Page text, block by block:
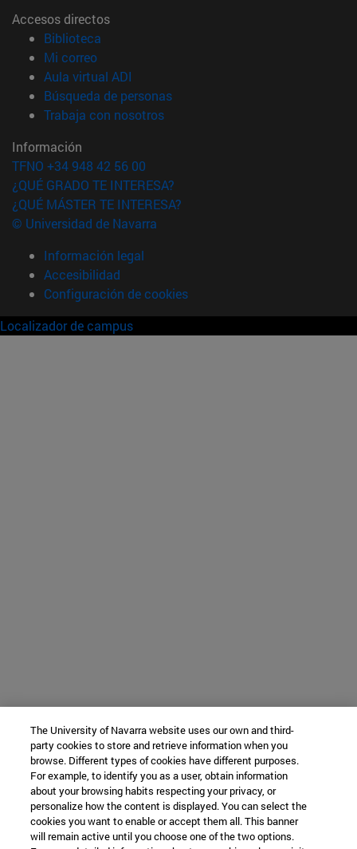
Accesos directos
Biblioteca
Mi correo(abre en nueva ventana)
Aula virtual ADI
Búsqueda de personas(abre en nueva ventana)
Trabaja con nosotros(abre en nueva ventana)
Información
TFNO +34 948 42 56 00
¿QUÉ GRADO TE INTERESA?
¿QUÉ MÁSTER TE INTERESA?
© Universidad de Navarra
Información legal
Accesibilidad
Configuración de cookies
Localizador de campus
The University of Navarra website uses our own and third-
party cookies to store and retrieve information when you
browse. Different types of cookies have different purposes.
For example, to identify you as a user, obtain information
about your browsing habits respecting your privacy, or
personalize how the content is displayed. You can select the
cookies you want to enable or accept them all. This banner
will remain active until you choose one of the two options.